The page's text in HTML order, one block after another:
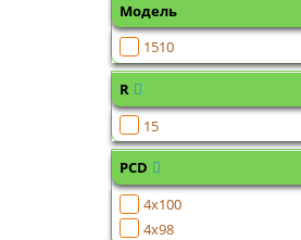
Модель
1510
R
15
PCD
4x100
4x98